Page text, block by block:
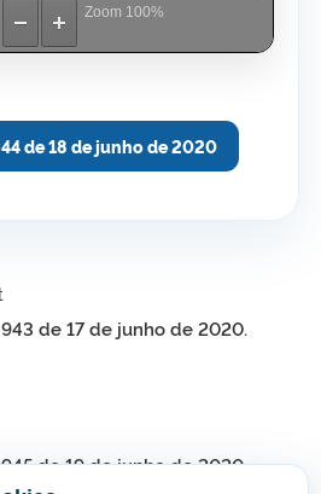
Zoom 100%
de 18 de junho de 2020
de 17 de junho de 2020.
de 19 de junho de 2020.